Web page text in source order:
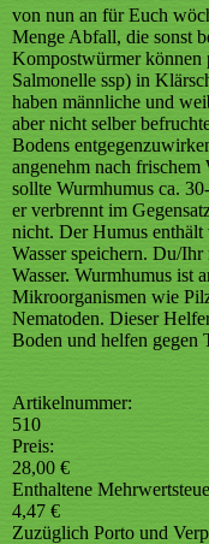
von nun an für Euch
Menge Abfall, die sonst
Kompostwürmer können
Salmonelle ssp) in
haben männliche und
aber nicht selber
Bodens
angenehm nach
sollte Wurmhumus ca.
er verbrennt im
nicht. Der Humus
Wasser speichern. Du/
Wasser. Wurmhumus ist
Mikroorganismen wie
Nematoden. Dieser
Boden und helfen gegen
Artikelnummer:
510
Preis:
28,00 €
Enthaltene
4,47 €
Zuzüglich Porto und